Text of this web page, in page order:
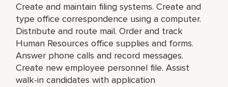
Create and maintain filing systems. Create and
type office correspondence using a computer.
Distribute and route mail. Order and track
Human Resources office supplies and forms.
Answer phone calls and record messages.
Create new employee personnel file. Assist
walk-in candidates with application